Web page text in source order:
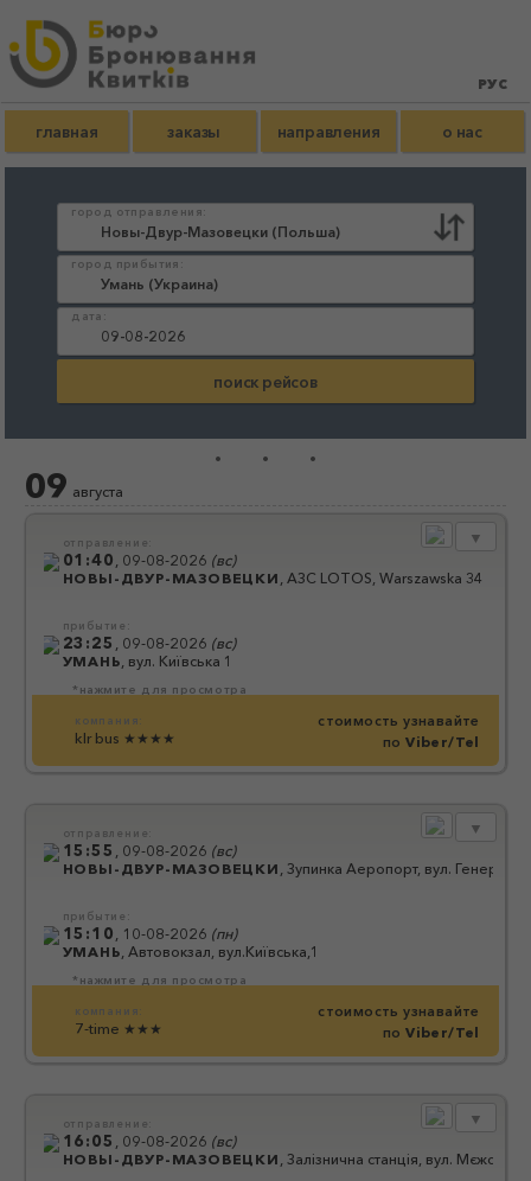
главная заказы направления о нас
город отправления:
город прибытия:
дата:
...
09 августа
▼
*нажмите для просмотра
отправление:
01:40 09-08-2026 (вс)
НОВЫ-ДВУР-МАЗОВЕЦКИ АЗС LOTOS, Warszawska 34
прибытие:
23:25 09-08-2026 (вс)
УМАНЬ вул. Київська 1
компания:
klr bus ★★★★
стоимость узнавайте
поViber/Tel
▼
*нажмите для просмотра
отправление:
15:55 09-08-2026 (вс)
НОВЫ-ДВУР-МАЗОВЕЦКИ Зупинка Аеропорт, вул.
прибытие:
15:10 10-08-2026 (пн)
УМАНЬ Автовокзал, вул.Київська,1
компания:
7-time ★★★
стоимость узнавайте
поViber/Tel
▼
отправление:
16:05 09-08-2026 (вс)
НОВЫ-ДВУР-МАЗОВЕЦКИ Залізнична станція, вул. Мєжска І, 3